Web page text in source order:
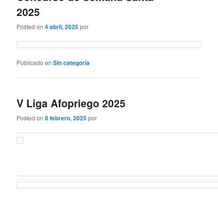
2025
Posted on4 abril, 2025por
Publicado en Sin categoría
V Liga Afopriego 2025
Posted on8 febrero, 2025por